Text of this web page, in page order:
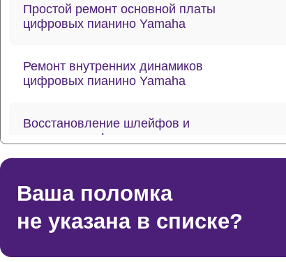
Простой ремонт основной платы
цифровых пианино Yamaha
Ремонт внутренних динамиков
цифровых пианино Yamaha
Восстановление шлейфов и
контактов цифровых пианино
Ремонт токопроводящих резинок
пианино Yamaha
Ваша поломка
не указана в списке?